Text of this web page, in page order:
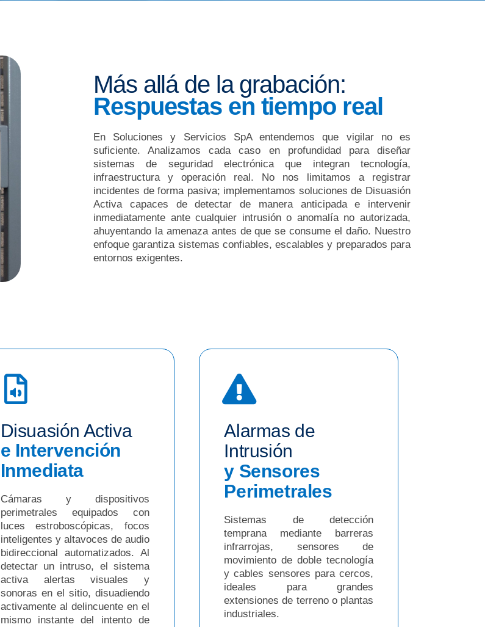
Más allá de la grabación:
Respuestas en tiempo real
En Soluciones y Servicios SpA entendemos que vigilar no es
suficiente. Analizamos cada caso en profundidad para diseñar
sistemas de seguridad electrónica que integran tecnología,
infraestructura y operación real. No nos limitamos a registrar
incidentes de forma pasiva; implementamos soluciones de Disuasión
Activa capaces de detectar de manera anticipada e intervenir
inmediatamente ante cualquier intrusión o anomalía no autorizada,
ahuyentando la amenaza antes de que se consume el daño. Nuestro
enfoque garantiza sistemas confiables, escalables y preparados para
entornos exigentes.
Disuasión Activa
e Intervención
Inmediata
Cámaras y dispositivos
perimetrales equipados con
luces estroboscópicas, focos
inteligentes y altavoces de audio
bidireccional automatizados. Al
detectar un intruso, el sistema
activa alertas visuales y
sonoras en el sitio, disuadiendo
activamente al delincuente en el
mismo instante del intento de
Alarmas de
Intrusión
y Sensores
Perimetrales
Sistemas de detección
temprana mediante barreras
infrarrojas, sensores de
movimiento de doble tecnología
y cables sensores para cercos,
ideales para grandes
extensiones de terreno o plantas
industriales.